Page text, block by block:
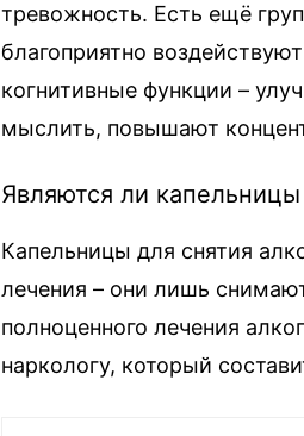
тревожность. Есть ещё
благоприятно
когнитивные функции –
мыслить, повышают
Являются ли
Капельницы для снятия
лечения – они лишь
полноценного лечения
наркологу, который